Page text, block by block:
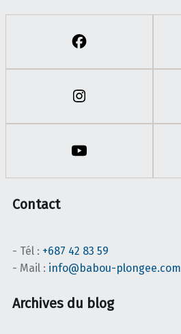
Contact
- Tél : +687 42 83 59
- Mail : info@babou-plongee.com
Archives du blog